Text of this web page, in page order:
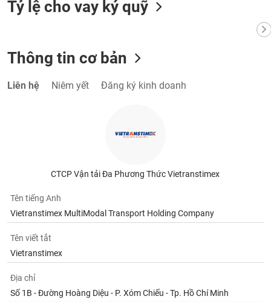
Tỷ lệ cho vay ký quỹ
Thông tin cơ bản
Liên hệ Niêm yết Đăng ký kinh doanh
CTCP Vận tải Đa Phương Thức Vietranstimex
Tên tiếng Anh
Vietranstimex MultiModal Transport Holding Company
Tên viết tắt
Vietranstimex
Địa chỉ
Số 1B - Đường Hoàng Diệu - P. Xóm Chiếu - Tp. Hồ Chí Minh